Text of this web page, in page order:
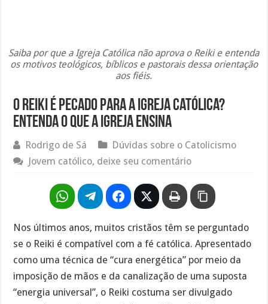
Saiba por que a Igreja Católica não aprova o Reiki e entenda
os motivos teológicos, bíblicos e pastorais dessa orientação
aos fiéis.
O Reiki é pecado para a Igreja Católica?
Entenda o que a Igreja ensina
Rodrigo de Sá
Dúvidas sobre o Catolicismo
Jovem católico, deixe seu comentário
Nos últimos anos, muitos cristãos têm se perguntado
se o Reiki é compatível com a fé católica. Apresentado
como uma técnica de “cura energética” por meio da
imposição de mãos e da canalização de uma suposta
“energia universal”, o Reiki costuma ser divulgado